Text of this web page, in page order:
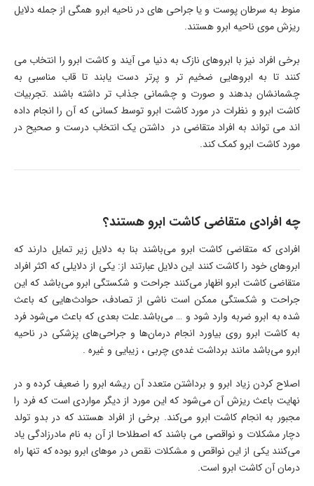
منوط به سرطان پوست و یا جراحی های در ناحیه ابرو همگی از جمله دلایل
ریزش موی ناحیه ابرو هستند.
برخی افراد نیز با ابروهای نازک به دنیا می آیند و کاشت ابرو را انتخاب می
کنند تا به ابروهایی ضخیم تر و پرتر دست یابند تا قاب مناسبی به
چشمانشان بدهند و صورت و چشمانی جذاب تر داشته باشند .تجربیات
کاشت ابرو و نظرات در مورد کاشت ابرو توسط کسانی که آن را انجام داده
اند می تواند به افراد متقاضی در داشتن یک انتخاب درست و صحیح در
مورد کاشت ابرو کمک کند.
چه افرادی متقاضی کاشت ابرو هستند؟
افرادی که متقاضی کاشت ابرو می‌باشند بنا به دلایل زیر تمایل دارند که
ابروهای خود را کاشت کنند این دلایل عبارتند از: یکی از دلایلی که اکثر افراد
متقاضی کاشت ابرو اظهار می‌کنند جراحت و شکستگی ابرو می‌باشد که این
جراحت و شکستگی ممکن است ناشی از تصادف، حوادث‌هایی که باعث
شده به ابرو ضربه وارد شود و … می‌باشد.علت بعدی که باعث می‌شود فرد
به کاشت ابرو روی بیاورد انجام درمان‌ها و جراحی‌های پزشکی در ناحیه
ابرو می‌باشد مانند برداشت غده‌ی چربی ، زیبایی و غیره .
اصلاح کردن زیاد ابرو و برداشتن متعدد آن ریشه ابرو را ضعیف کرده و در
نهایت باعث ریزش آن می‌شود که این مورد از دیگر مواردی است که فرد را
مجبور به انجام کاشت ابرو می‌کند. برخی از افراد هستند که در بدو تولد
دچار مشکلات و نواقصی می باشند که اصطلاحا از آن به نام مادرزادگی یاد
می‌کنند یکی از این نواقص و مشکلات نقص در موهای ابرو بوده که تنها راه
درمان آن کاشت ابرو است.